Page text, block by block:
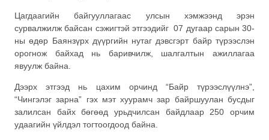
Цагдаагийн байгууллагаас улсын хэмжээнд эрэн
сурвалжилж байсан сэжигтэй этгээдийг 07 дугаар сарын 30-
ны өдөр Баянзүрх дүүргийн нутаг дэвсгэрт байр түрээслэн
орогнож байхад нь баривчилж, шалгалтын ажиллагаа
явуулж байна.
Дээрх этгээд нь цахим орчинд “Байр түрээслүүлнэ”,
“Чингэлэг зарна” гэх мэт хуурамч зар байршуулан бусдыг
залилсан байх бөгөөд урьдчилсан байдлаар 250 орчим
удаагийн үйлдэл тогтоогдоод байна.